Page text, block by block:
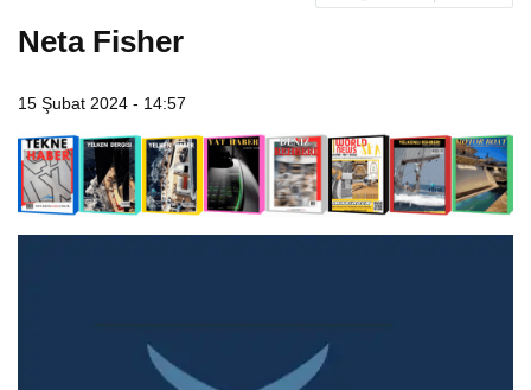
Neta Fisher
15 Şubat 2024 - 14:57